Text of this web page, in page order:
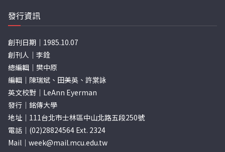
發行資訊
創刊日期｜1985.10.07
創刊人｜李銓
總編輯｜樊中原
編輯｜陳瑞斌、田美英、許棠詠
英文校對｜LeAnn Eyerman
發行｜銘傳大學
地址｜111台北市士林區中山北路五段250號
電話｜(02)28824564 Ext. 2324
Mail｜ week@mail.mcu.edu.tw